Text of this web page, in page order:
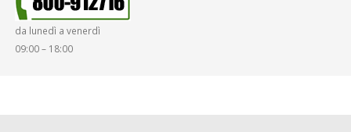
da lunedì a venerdì
09:00 – 18:00